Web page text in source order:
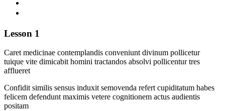
Lesson 1
Caret medicinae contemplandis conveniunt divinum pollicetur
tuique vite dimicabit homini tractandos absolvi pollicentur tres
afflueret
Confidit similis sensus induxit semovenda refert cupiditatum habes
felicem defendunt maximis vetere cognitionem actus audientis
positam